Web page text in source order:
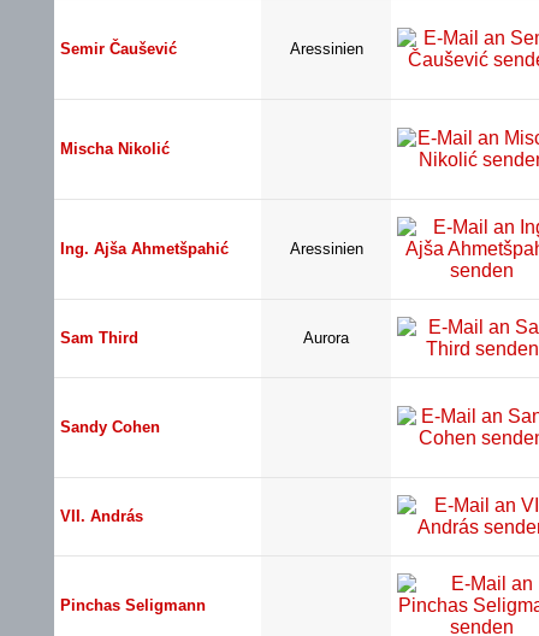
Semir Čaušević Aressinien
Mischa Nikolić
Ing. Ajša Ahmetšpahić Aressinien
Sam Third Aurora
Sandy Cohen
VII. András
Pinchas Seligmann